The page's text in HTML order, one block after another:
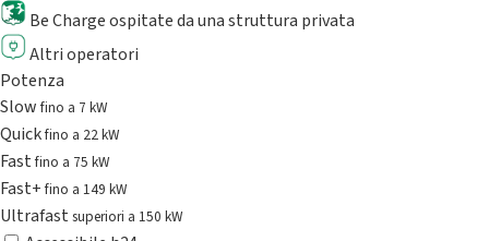
Be Charge ospitate da una struttura privata
Altri operatori
Potenza
Slowfino a 7 kW
Quickfino a 22 kW
Fastfino a 75 kW
Fast+fino a 149 kW
Ultrafast superiori a 150 kW